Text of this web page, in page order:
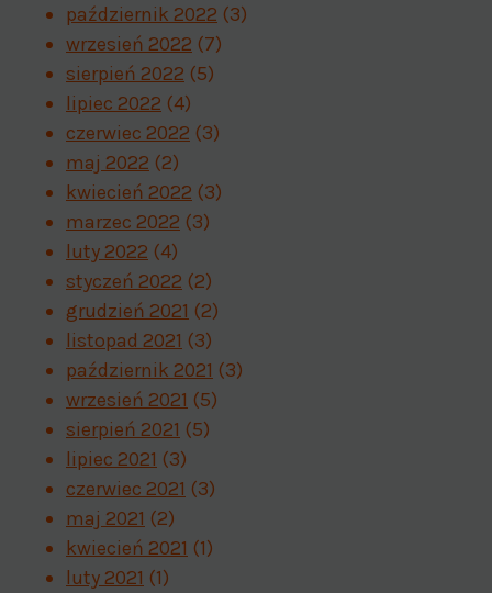
październik 2022 (3)
wrzesień 2022 (7)
sierpień 2022 (5)
lipiec 2022 (4)
czerwiec 2022 (3)
maj 2022 (2)
kwiecień 2022 (3)
marzec 2022 (3)
luty 2022 (4)
styczeń 2022 (2)
grudzień 2021 (2)
listopad 2021 (3)
październik 2021 (3)
wrzesień 2021 (5)
sierpień 2021 (5)
lipiec 2021 (3)
czerwiec 2021 (3)
maj 2021 (2)
kwiecień 2021 (1)
luty 2021 (1)